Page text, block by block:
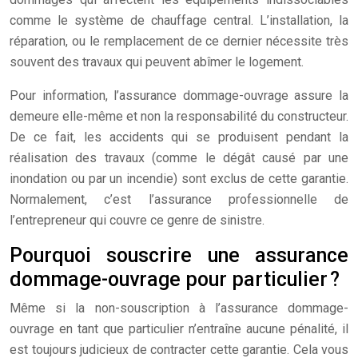
comme le système de chauffage central. L’installation, la
réparation, ou le remplacement de ce dernier nécessite très
souvent des travaux qui peuvent abîmer le logement.
Pour information, l’assurance dommage-ouvrage assure la
demeure elle-même et non la responsabilité du constructeur.
De ce fait, les accidents qui se produisent pendant la
réalisation des travaux (comme le dégât causé par une
inondation ou par un incendie) sont exclus de cette garantie.
Normalement, c’est l’assurance professionnelle de
l’entrepreneur qui couvre ce genre de sinistre.
Pourquoi souscrire une assurance
dommage-ouvrage pour particulier ?
Même si la non-souscription à l’assurance dommage-
ouvrage en tant que particulier n’entraîne aucune pénalité, il
est toujours judicieux de contracter cette garantie. Cela vous